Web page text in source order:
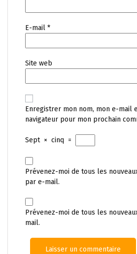
E-mail *
Site web
Enregistrer mon nom, mon e-mail
navigateur pour mon prochain
Sept × cinq =
Prévenez-moi de tous les
par e-mail.
Prévenez-moi de tous les
mail.